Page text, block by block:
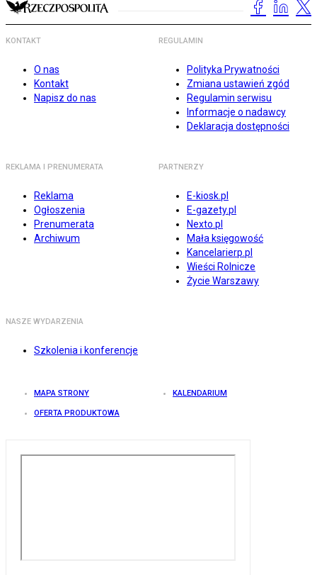
KONTAKT
O nas
Kontakt
Napisz do nas
REGULAMIN
Polityka Prywatności
Zmiana ustawień zgód
Regulamin serwisu
Informacje o nadawcy
Deklaracja dostępności
REKLAMA I PRENUMERATA
Reklama
Ogłoszenia
Prenumerata
Archiwum
PARTNERZY
E-kiosk.pl
E-gazety.pl
Nexto.pl
Mała księgowość
Kancelarierp.pl
Wieści Rolnicze
Życie Warszawy
NASZE WYDARZENIA
Szkolenia i konferencje
MAPA STRONY KALENDARIUM
OFERTA PRODUKTOWA